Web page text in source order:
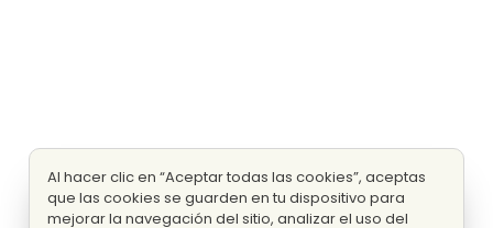
Al hacer clic en “Aceptar todas las cookies”, aceptas
que las cookies se guarden en tu dispositivo para
mejorar la navegación del sitio, analizar el uso del